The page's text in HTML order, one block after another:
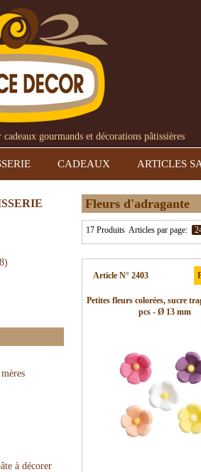
gourmands et décorations pâtissières
CADEAUX ARTICLES
à décorer
Fleurs d'adragante
17 Produits Articles par page:
Article N° 2403
Petites fleurs colorées, sucre
pcs - Ø 13 mm